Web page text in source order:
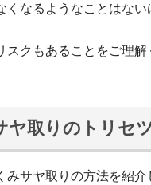
くなるようなことはない
スクもあることをご理解
ヤ取りのトリセ
みサヤ取りの方法を紹介